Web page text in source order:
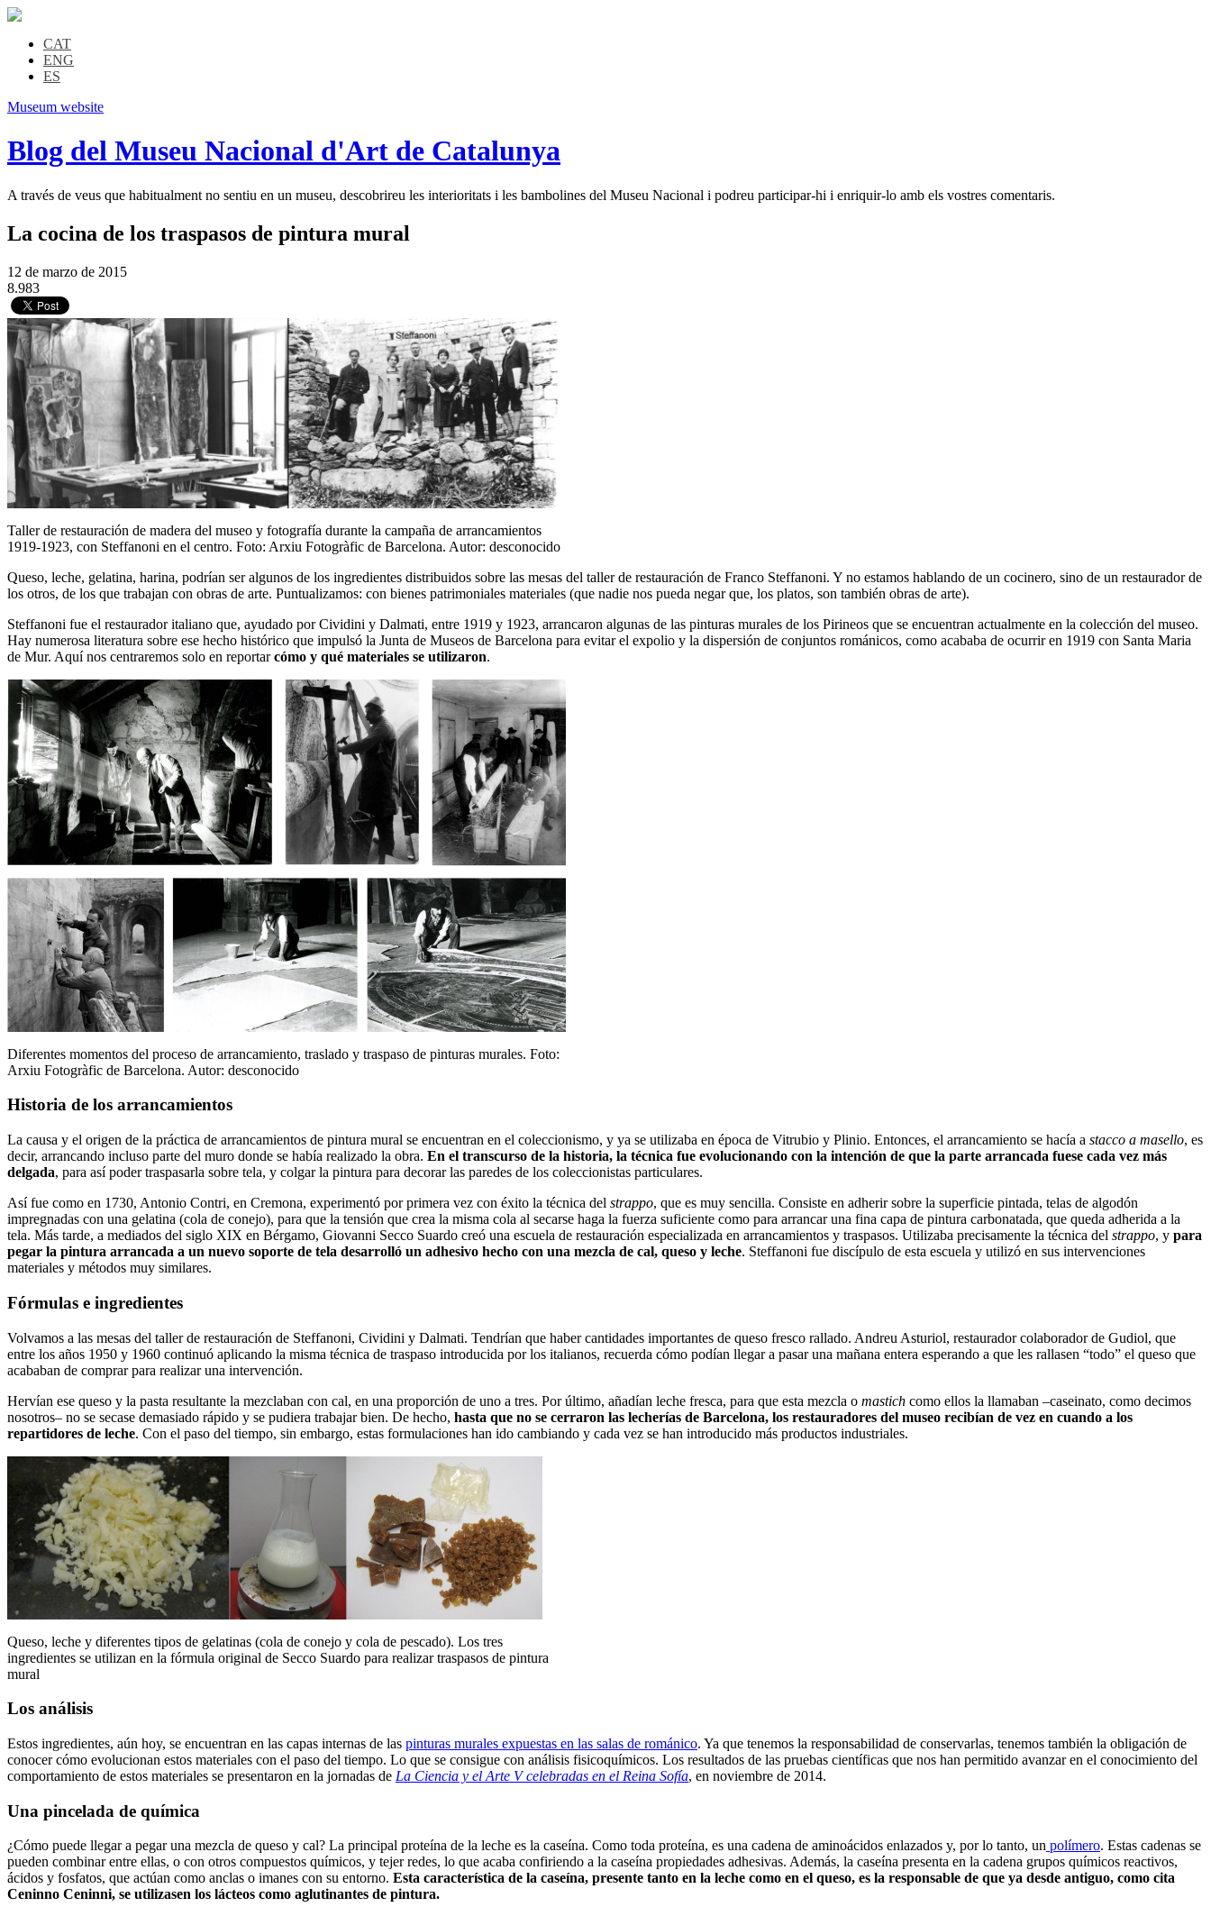
CAT
ENG
ES
Museum website
Blog del Museu Nacional d'Art de Catalunya
A través de veus que habitualment no sentiu en un museu, descobrireu les interioritats i les bambolines del Museu Nacional i podreu participar-hi i enriquir-lo amb els vostres comentaris.
La cocina de los traspasos de pintura mural
12 de marzo de 2015
8.983
Taller de restauración de madera del museo y fotografía durante la campaña de arrancamientos
1919-1923, con Steffanoni en el centro. Foto: Arxiu Fotogràfic de Barcelona. Autor: desconocido
Queso, leche, gelatina, harina, podrían ser algunos de los ingredientes distribuidos sobre las mesas del taller de restauración de Franco Steffanoni. Y no estamos hablando de un cocinero, sino de un restaurador de
los otros, de los que trabajan con obras de arte. Puntualizamos: con bienes patrimoniales materiales (que nadie nos pueda negar que, los platos, son también obras de arte).
Steffanoni fue el restaurador italiano que, ayudado por Cividini y Dalmati, entre 1919 y 1923, arrancaron algunas de las pinturas murales de los Pirineos que se encuentran actualmente en la colección del museo.
Hay numerosa literatura sobre ese hecho histórico que impulsó la Junta de Museos de Barcelona para evitar el expolio y la dispersión de conjuntos románicos, como acababa de ocurrir en 1919 con Santa Maria
de Mur. Aquí nos centraremos solo en reportarcómo y qué materiales se utilizaron.
Diferentes momentos del proceso de arrancamiento, traslado y traspaso de pinturas murales. Foto:
Arxiu Fotogràfic de Barcelona. Autor: desconocido
Historia de los arrancamientos
La causa y el origen de la práctica de arrancamientos de pintura mural se encuentran en el coleccionismo, y ya se utilizaba en época de Vitrubio y Plinio. Entonces, el arrancamiento se hacía a stacco a masello, es
decir, arrancando incluso parte del muro donde se había realizado la obra. En el transcurso de la historia, la técnica fue evolucionando con la intención de que la parte arrancada fuese cada vez más
delgada, para así poder traspasarla sobre tela, y colgar la pintura para decorar las paredes de los coleccionistas particulares.
Así fue como en 1730, Antonio Contri, en Cremona, experimentó por primera vez con éxito la técnica del strappo, que es muy sencilla. Consiste en adherir sobre la superficie pintada, telas de algodón
impregnadas con una gelatina (cola de conejo), para que la tensión que crea la misma cola al secarse haga la fuerza suficiente como para arrancar una fina capa de pintura carbonatada, que queda adherida a la
tela. Más tarde, a mediados del siglo XIX en Bérgamo, Giovanni Secco Suardo creó una escuela de restauración especializada en arrancamientos y traspasos. Utilizaba precisamente la técnica del strappo, y para
pegar la pintura arrancada a un nuevo soporte de tela desarrolló un adhesivo hecho con una mezcla de cal, queso y leche. Steffanoni fue discípulo de esta escuela y utilizó en sus intervenciones
materiales y métodos muy similares.
Fórmulas e ingredientes
Volvamos a las mesas del taller de restauración de Steffanoni, Cividini y Dalmati. Tendrían que haber cantidades importantes de queso fresco rallado. Andreu Asturiol, restaurador colaborador de Gudiol, que
entre los años 1950 y 1960 continuó aplicando la misma técnica de traspaso introducida por los italianos, recuerda cómo podían llegar a pasar una mañana entera esperando a que les rallasen “todo” el queso que
acababan de comprar para realizar una intervención.
Hervían ese queso y la pasta resultante la mezclaban con cal, en una proporción de uno a tres. Por último, añadían leche fresca, para que esta mezcla o mastich como ellos la llamaban –caseinato, como decimos
nosotros– no se secase demasiado rápido y se pudiera trabajar bien. De hecho, hasta que no se cerraron las lecherías de Barcelona, los restauradores del museo recibían de vez en cuando a los
repartidores de leche. Con el paso del tiempo, sin embargo, estas formulaciones han ido cambiando y cada vez se han introducido más productos industriales.
Queso, leche y diferentes tipos de gelatinas (cola de conejo y cola de pescado). Los tres
ingredientes se utilizan en la fórmula original de Secco Suardo para realizar traspasos de pintura
mural
Los análisis
Estos ingredientes, aún hoy, se encuentran en las capas internas de las pinturas murales expuestas en las salas de románico. Ya que tenemos la responsabilidad de conservarlas, tenemos también la obligación de
conocer cómo evolucionan estos materiales con el paso del tiempo. Lo que se consigue con análisis fisicoquímicos. Los resultados de las pruebas científicas que nos han permitido avanzar en el conocimiento del
comportamiento de estos materiales se presentaron en la jornadas de La Ciencia y el Arte V celebradas en el Reina Sofía, en noviembre de 2014.
Una pincelada de química
¿Cómo puede llegar a pegar una mezcla de queso y cal? La principal proteína de la leche es la caseína. Como toda proteína, es una cadena de aminoácidos enlazados y, por lo tanto, un polímero. Estas cadenas se
pueden combinar entre ellas, o con otros compuestos químicos, y tejer redes, lo que acaba confiriendo a la caseína propiedades adhesivas. Además, la caseína presenta en la cadena grupos químicos reactivos,
ácidos y fosfatos, que actúan como anclas o imanes con su entorno. Esta característica de la caseína, presente tanto en la leche como en el queso, es la responsable de que ya desde antiguo, como cita
Ceninno Ceninni, se utilizasen los lácteos como aglutinantes de pintura.